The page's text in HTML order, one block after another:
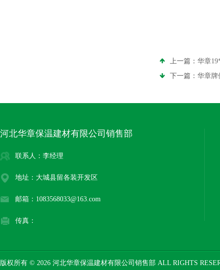
上一篇： 华章
下一篇： 华章牌
河北华章保温建材有限公司销售部
联系人：李经理
地址：大城县留各装开发区
邮箱：1083568033@163.com
传真：
版权所有 © 2026 河北华章保温建材有限公司销售部 ALL RIGHTS